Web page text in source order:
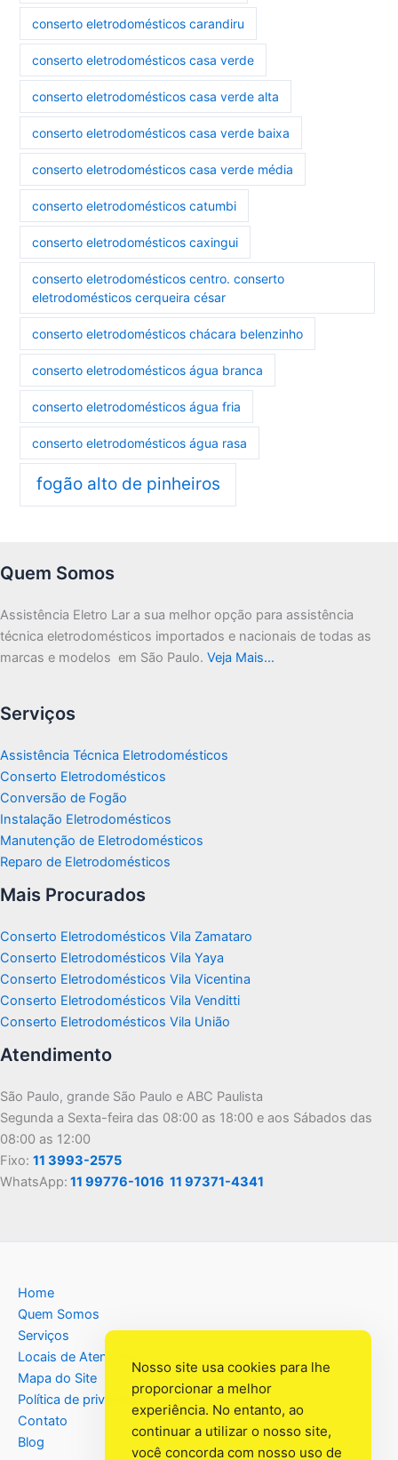
conserto eletrodomésticos carandiru
conserto eletrodomésticos casa verde
conserto eletrodomésticos casa verde alta
conserto eletrodomésticos casa verde baixa
conserto eletrodomésticos casa verde média
conserto eletrodomésticos catumbi
conserto eletrodomésticos caxingui
conserto eletrodomésticos centro. conserto
eletrodomésticos cerqueira césar
conserto eletrodomésticos chácara belenzinho
conserto eletrodomésticos água branca
conserto eletrodomésticos água fria
conserto eletrodomésticos água rasa
fogão alto de pinheiros
Quem Somos
Assistência Eletro Lar a sua melhor opção para assistência
técnica eletrodomésticos importados e nacionais de todas as
marcas e modelos em São Paulo. Veja Mais…
Serviços
Assistência Técnica Eletrodomésticos
Conserto Eletrodomésticos
Conversão de Fogão
Instalação Eletrodomésticos
Manutenção de Eletrodomésticos
Reparo de Eletrodomésticos
Mais Procurados
Conserto Eletrodomésticos Vila Zamataro
Conserto Eletrodomésticos Vila Yaya
Conserto Eletrodomésticos Vila Vicentina
Conserto Eletrodomésticos Vila Venditti
Conserto Eletrodomésticos Vila União
Atendimento
São Paulo, grande São Paulo e ABC Paulista
Segunda a Sexta-feira das 08:00 as 18:00 e aos Sábados das
08:00 as 12:00
Fixo: 11 3993-2575
WhatsApp: 11 99776-1016 11 97371-4341
Home
Quem Somos
Serviços
Locais de Atendimento
Mapa do Site
Política de privacidade
Contato
Blog
Nosso site usa cookies para lhe
proporcionar a melhor
experiência. No entanto, ao
continuar a utilizar o nosso site,
você concorda com nosso uso de